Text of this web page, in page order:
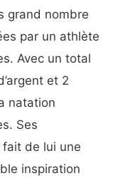
grand nombre
par un athlète
Avec un total
et 2
natation
Ses
de lui une
inspiration